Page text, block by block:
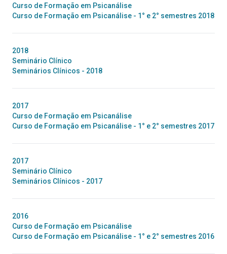
Curso de Formação em Psicanálise
Curso de Formação em Psicanálise - 1° e 2° semestres 2018
2018
Seminário Clínico
Seminários Clínicos - 2018
2017
Curso de Formação em Psicanálise
Curso de Formação em Psicanálise - 1° e 2° semestres 2017
2017
Seminário Clínico
Seminários Clínicos - 2017
2016
Curso de Formação em Psicanálise
Curso de Formação em Psicanálise - 1° e 2° semestres 2016